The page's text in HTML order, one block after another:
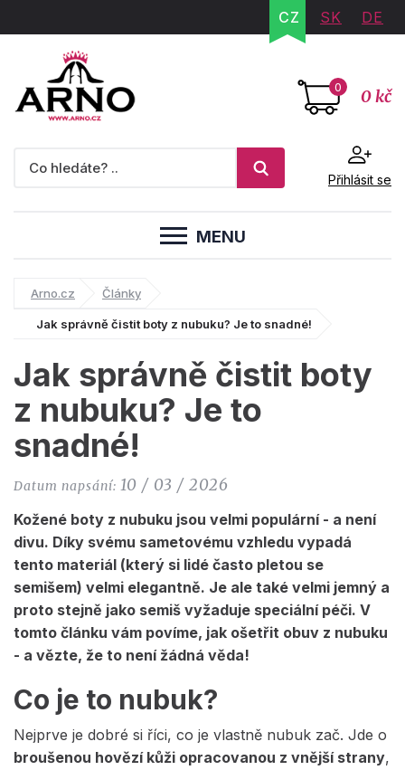
CZ SK DE
0 0 kč
Přihlásit se
MENU
Arno.cz Články
Jak správně čistit boty z nubuku? Je to snadné!
Jak správně čistit boty
z nubuku? Je to
snadné!
Datum napsání: 10 / 03 / 2026
Kožené boty z nubuku jsou velmi populární - a není
divu. Díky svému sametovému vzhledu vypadá
tento materiál (který si lidé často pletou se
semišem) velmi elegantně. Je ale také velmi jemný a
proto stejně jako semiš vyžaduje speciální péči. V
tomto článku vám povíme, jak ošetřit obuv z nubuku
- a vězte, že to není žádná věda!
Co je to nubuk?
Nejprve je dobré si říci, co je vlastně nubuk zač. Jde o
broušenou hovězí kůži opracovanou z vnější strany,